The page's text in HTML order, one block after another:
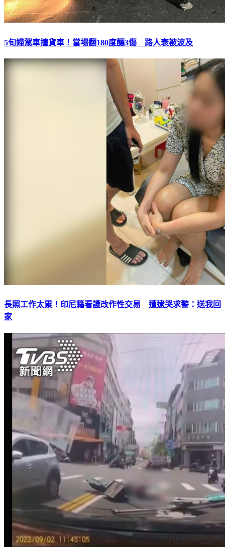
5旬婦駕車撞貨車！當場翻180度釀3傷 路人衰被波及
長照工作太累！印尼籍看護改作性交易 遭逮哭求警：送我回
家